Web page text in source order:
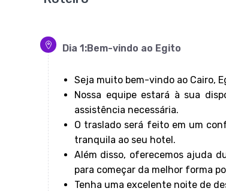
Dia 1:Bem-vindo ao Egito
Seja muito bem-vindo ao Cairo,
Nossa equipe estará à sua
assistência necessária.
O traslado será feito em um
tranquila ao seu hotel.
Além disso, oferecemos ajuda
para começar da melhor forma
Tenha uma excelente noite de